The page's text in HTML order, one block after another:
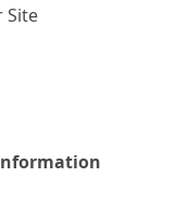
Site